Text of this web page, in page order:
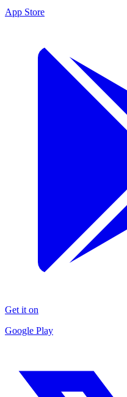
App Store
Get it on
Google Play